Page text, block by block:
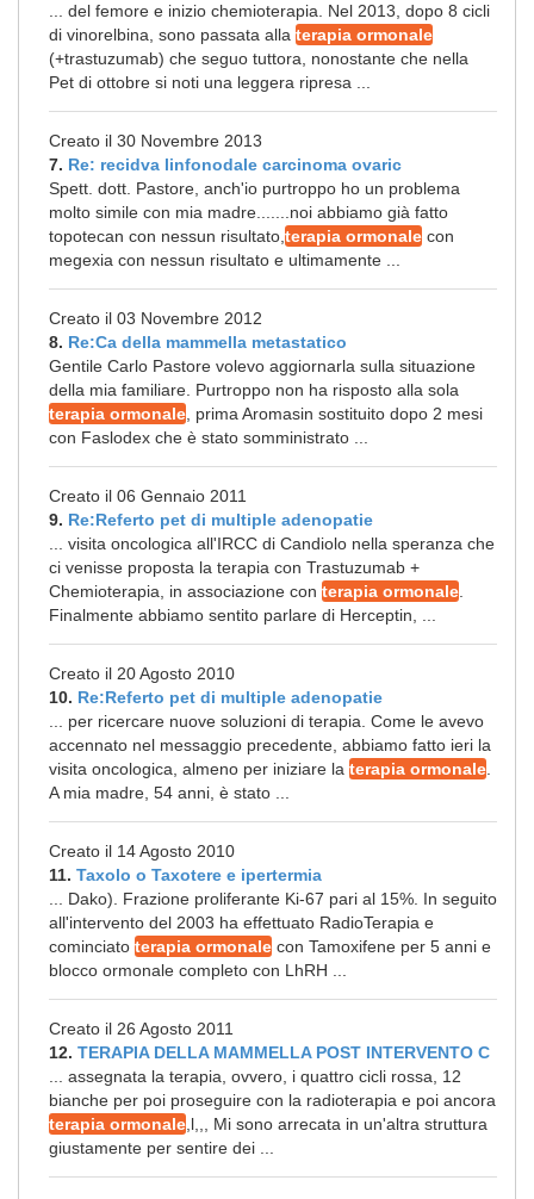
... del femore e inizio chemioterapia. Nel 2013, dopo 8 cicli
di vinorelbina, sono passata alla terapia ormonale
(+trastuzumab) che seguo tuttora, nonostante che nella
Pet di ottobre si noti una leggera ripresa ...
Creato il 30 Novembre 2013
7. Re: recidva linfonodale carcinoma ovaric
Spett. dott. Pastore, anch'io purtroppo ho un problema
molto simile con mia madre.......noi abbiamo già fatto
topotecan con nessun risultato, terapia ormonale con
megexia con nessun risultato e ultimamente ...
Creato il 03 Novembre 2012
8. Re:Ca della mammella metastatico
Gentile Carlo Pastore volevo aggiornarla sulla situazione
della mia familiare. Purtroppo non ha risposto alla sola
terapia ormonale , prima Aromasin sostituito dopo 2 mesi
con Faslodex che è stato somministrato ...
Creato il 06 Gennaio 2011
9. Re:Referto pet di multiple adenopatie
... visita oncologica all'IRCC di Candiolo nella speranza che
ci venisse proposta la terapia con Trastuzumab +
Chemioterapia, in associazione con terapia ormonale
Finalmente abbiamo sentito parlare di Herceptin, ...
Creato il 20 Agosto 2010
10. Re:Referto pet di multiple adenopatie
... per ricercare nuove soluzioni di terapia. Come le avevo
accennato nel messaggio precedente, abbiamo fatto ieri la
visita oncologica, almeno per iniziare la terapia ormonale
A mia madre, 54 anni, è stato ...
Creato il 14 Agosto 2010
11. Taxolo o Taxotere e ipertermia
... Dako). Frazione proliferante Ki-67 pari al 15%. In seguito
all'intervento del 2003 ha effettuato RadioTerapia e
cominciato terapia ormonale con Tamoxifene per 5 anni e
blocco ormonale completo con LhRH ...
Creato il 26 Agosto 2011
12. TERAPIA DELLA MAMMELLA POST INTERVENTO C
... assegnata la terapia, ovvero, i quattro cicli rossa, 12
bianche per poi proseguire con la radioterapia e poi ancora
terapia ormonale ,l,,, Mi sono arrecata in un'altra struttura
giustamente per sentire dei ...